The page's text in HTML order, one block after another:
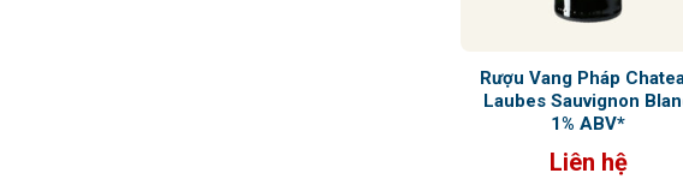
Rượu Vang Pháp
Laubes Sauvignon
1% ABV*
Liên hệ